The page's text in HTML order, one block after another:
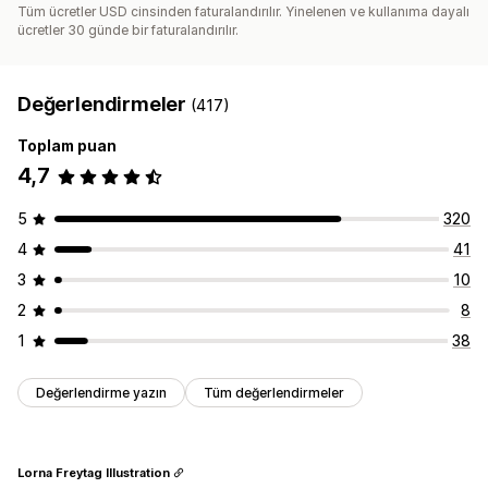
Tüm ücretler USD cinsinden faturalandırılır. Yinelenen ve kullanıma dayalı
ücretler 30 günde bir faturalandırılır.
Değerlendirmeler (417)
Toplam puan
4,7
5
320
4
41
3
10
2
8
1
38
Değerlendirme yazın Tüm değerlendirmeler
Lorna Freytag Illustration